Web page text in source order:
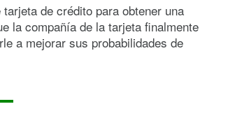
de crédito para obtener una
la compañía de la tarjeta finalmente
a mejorar sus probabilidades de